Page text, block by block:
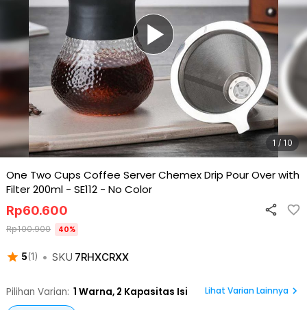
1 / 10
One Two Cups Coffee Server Chemex Drip Pour Over with
Filter 200ml - SE112 - No Color
5(1 ) • SKU 7RHXCRXX
Rp60.600
Rp100.900 40%
Pilihan Varian: 1 Warna, 2 Kapasitas Isi Lihat Varian Lainnya